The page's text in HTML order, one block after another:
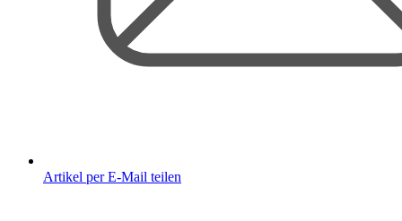
Artikel per E-Mail teilen